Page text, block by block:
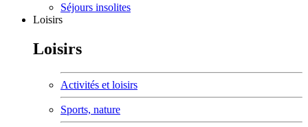
Séjours insolites
Loisirs
Loisirs
Activités et loisirs
Sports, nature